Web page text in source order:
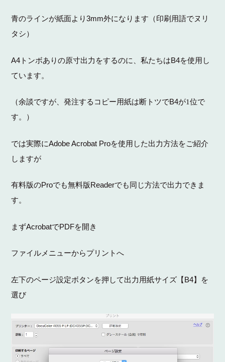
青のラインが紙面より3mm外になります（印刷用語でヌリ
タシ）
A4 トンボありの原寸出力をするのに、私たちはB4を使用し
ています。
（余談ですが、発注するコピー用紙は断トツでB4が1位で
す。）
では実際にAdobe Acrobat Proを使用した出力方法をご紹介
しますが
有料版のProでも無料版Readerでも同じ方法で出力できま
す。
まずAcrobatでPDFを開き
ファイルメニューからプリントへ
左下のページ設定ボタンを押して出力用紙サイズ【 B4】を
選び